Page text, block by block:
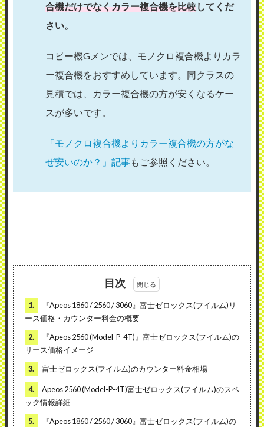
合機だけでなくカラー複合機を比較してくだ
さい。
コピー機Gメンでは、モノクロ複合機よりカラ
ー複合機をおすすめしています。同クラスの
見積では、カラー複合機の方が安くなるケー
スが多いです。
「モノクロ複合機よりカラー複合機の方がな
ぜ安いのか？」記事もご参照ください。
目次
1.
『Apeos 1860 / 2560 / 3060』富士ゼロックス(フイルム)リ
ース価格・カウンター料金の概要
2.
『Apeos 2560 (Model-P-4T)』富士ゼロックス(フイルム)の
リース価格イメージ
3.
富士ゼロックス(フイルム)のカウンター料金相場
4.
Apeos 2560 (Model-P-4T)富士ゼロックス(フイルム)のスペ
ック情報詳細
5.
『Apeos 1860 / 2560 / 3060』富士ゼロックス(フイルム)の